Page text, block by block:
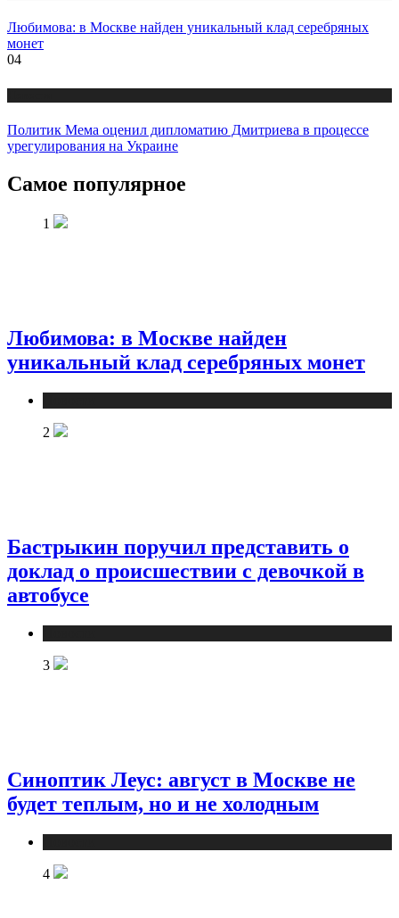
Любимова: в Москве найден уникальный клад серебряных
монет
04
Политик Мема оценил дипломатию Дмитриева в процессе
урегулирования на Украине
Самое популярное
1
Любимова: в Москве найден
уникальный клад серебряных монет
2
Бастрыкин поручил представить о
доклад о происшествии с девочкой в
автобусе
3
Синоптик Леус: август в Москве не
будет теплым, но и не холодным
4